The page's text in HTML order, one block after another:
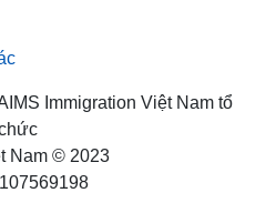
Immigration Việt Nam tổ
Nam © 2023